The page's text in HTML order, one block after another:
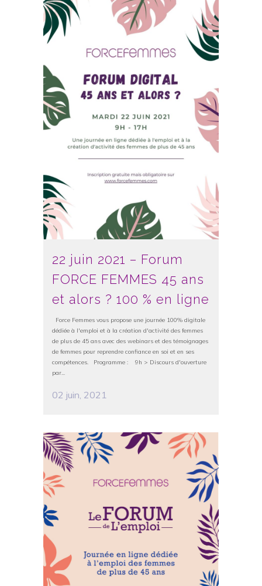
22 juin 2021 – Forum
FORCE FEMMES 45 ans
et alors ? 100 % en ligne
Force Femmes vous propose une journée 100% digitale
dédiée à l'emploi et à la création d'activité des femmes
de plus de 45 ans avec des webinars et des témoignages
de femmes pour reprendre confiance en soi et en ses
compétences. Programme : 9h > Discours d'ouverture
par...
02 juin, 2021